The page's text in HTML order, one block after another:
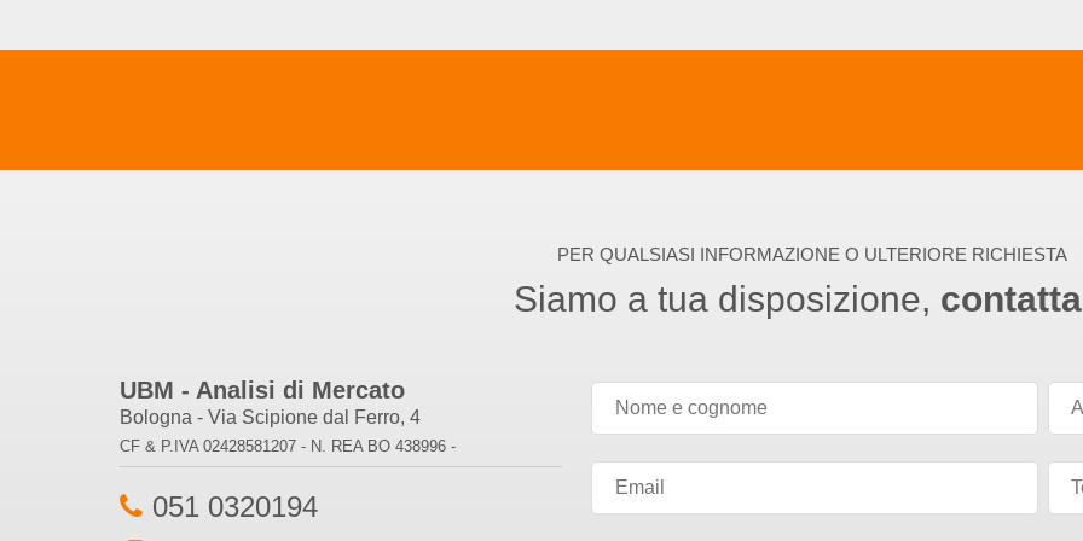
PER QUALSIASI INFORMAZIONE O ULTERIORE RICHIESTA
Siamo a tua disposizione,
UBM - Analisi di Mercato
Bologna - Via Scipione dal Ferro, 4
CF & P.IVA 02428581207 - N. REA BO 438996 -
051 0320194